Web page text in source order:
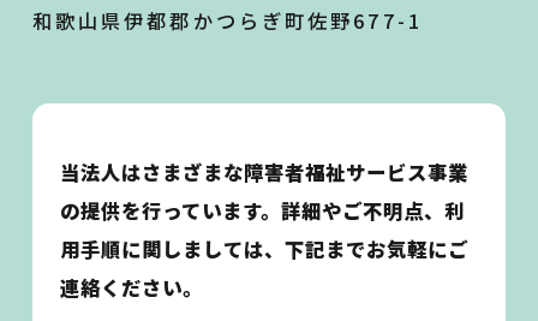
和歌山県伊都郡かつらぎ町佐野677-1
当法人はさまざまな障害者福祉サービス事業
の提供を行っています。詳細やご不明点、利
用手順に関しましては、下記までお気軽にご
連絡ください。